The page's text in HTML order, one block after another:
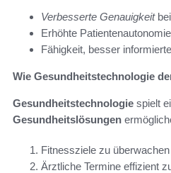
Verbesserte Genauigkeitbei
Erhöhte
Fähigkeit, besser
Wie Gesundheitstechnologie
Gesundheitstechnologie spielt
Gesundheitslösungen
Fitnessziele zu
Ärztliche Termine effizient